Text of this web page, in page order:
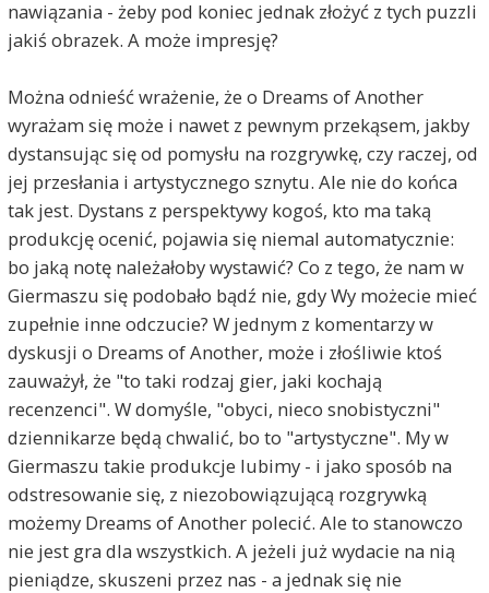
nawiązania - żeby pod koniec jednak złożyć z tych puzzli
jakiś obrazek. A może impresję?
Można odnieść wrażenie, że o Dreams of Another
wyrażam się może i nawet z pewnym przekąsem, jakby
dystansując się od pomysłu na rozgrywkę, czy raczej, od
jej przesłania i artystycznego sznytu. Ale nie do końca
tak jest. Dystans z perspektywy kogoś, kto ma taką
produkcję ocenić, pojawia się niemal automatycznie:
bo jaką notę należałoby wystawić? Co z tego, że nam w
Giermaszu się podobało bądź nie, gdy Wy możecie mieć
zupełnie inne odczucie? W jednym z komentarzy w
dyskusji o Dreams of Another, może i złośliwie ktoś
zauważył, że "to taki rodzaj gier, jaki kochają
recenzenci". W domyśle, "obyci, nieco snobistyczni"
dziennikarze będą chwalić, bo to "artystyczne". My w
Giermaszu takie produkcje lubimy - i jako sposób na
odstresowanie się, z niezobowiązującą rozgrywką
możemy Dreams of Another polecić. Ale to stanowczo
nie jest gra dla wszystkich. A jeżeli już wydacie na nią
pieniądze, skuszeni przez nas - a jednak się nie